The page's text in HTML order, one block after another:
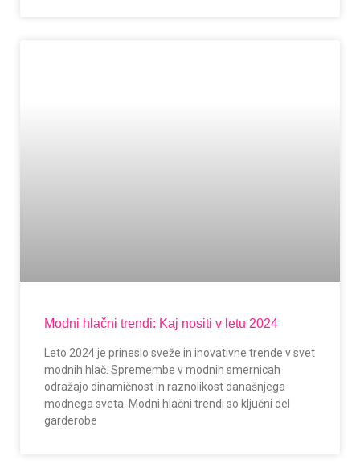
Modni hlačni trendi: Kaj nositi v letu 2024
Leto 2024 je prineslo sveže in inovativne trende v svet
modnih hlač. Spremembe v modnih smernicah
odražajo dinamičnost in raznolikost današnjega
modnega sveta. Modni hlačni trendi so ključni del
garderobe